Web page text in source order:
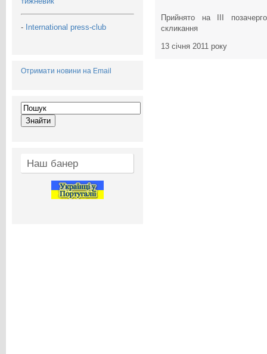
- International press-club
Отримати новини на Email
Наш банер
Прийнято на ІІІ
скликання
13 січня 2011 року